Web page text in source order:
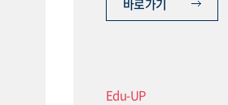
바로가기
Edu-UP